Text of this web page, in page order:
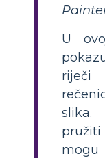
U
riječi
slika.
mogu